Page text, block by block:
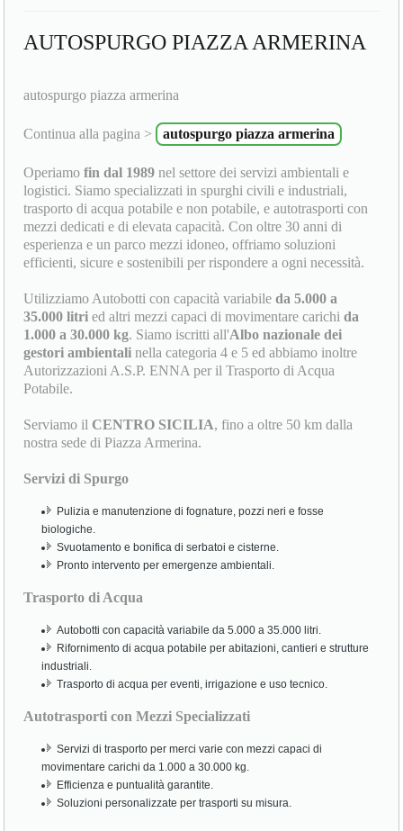
AUTOSPURGO PIAZZA ARMERINA
autospurgo piazza armerina
Continua alla pagina > autospurgo piazza armerina
Operiamofin dal 1989 nel settore dei servizi ambientali e
logistici. Siamo specializzati in spurghi civili e industriali,
trasporto di acqua potabile e non potabile, e autotrasporti con
mezzi dedicati e di elevata capacità. Con oltre 30 anni di
esperienza e un parco mezzi idoneo, offriamo soluzioni
efficienti, sicure e sostenibili per rispondere a ogni necessità.
Utilizziamo Autobotti con capacità variabileda 5.000 a
35.000 litri ed altri mezzi capaci di movimentare carichida
1.000 a 30.000 kg. Siamo iscritti all'Albo nazionale dei
gestori ambientali nella categoria 4 e 5 ed abbiamo inoltre
Autorizzazioni A.S.P. ENNA per il Trasporto di Acqua
Potabile.
Serviamo il CENTRO SICILIA, fino a oltre 50 km dalla
nostra sede di Piazza Armerina.
Servizi di Spurgo
Pulizia e manutenzione di fognature, pozzi neri e fosse
biologiche.
Svuotamento e bonifica di serbatoi e cisterne.
Pronto intervento per emergenze ambientali.
Trasporto di Acqua
Autobotti con capacità variabile da 5.000 a 35.000 litri.
Rifornimento di acqua potabile per abitazioni, cantieri e strutture
industriali.
Trasporto di acqua per eventi, irrigazione e uso tecnico.
Autotrasporti con Mezzi Specializzati
Servizi di trasporto per merci varie con mezzi capaci di
movimentare carichi da 1.000 a 30.000 kg.
Efficienza e puntualità garantite.
Soluzioni personalizzate per trasporti su misura.